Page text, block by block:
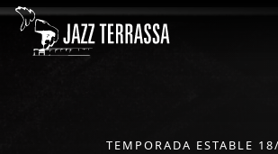
Vés al contingut
TEMPORADA ESTABLE